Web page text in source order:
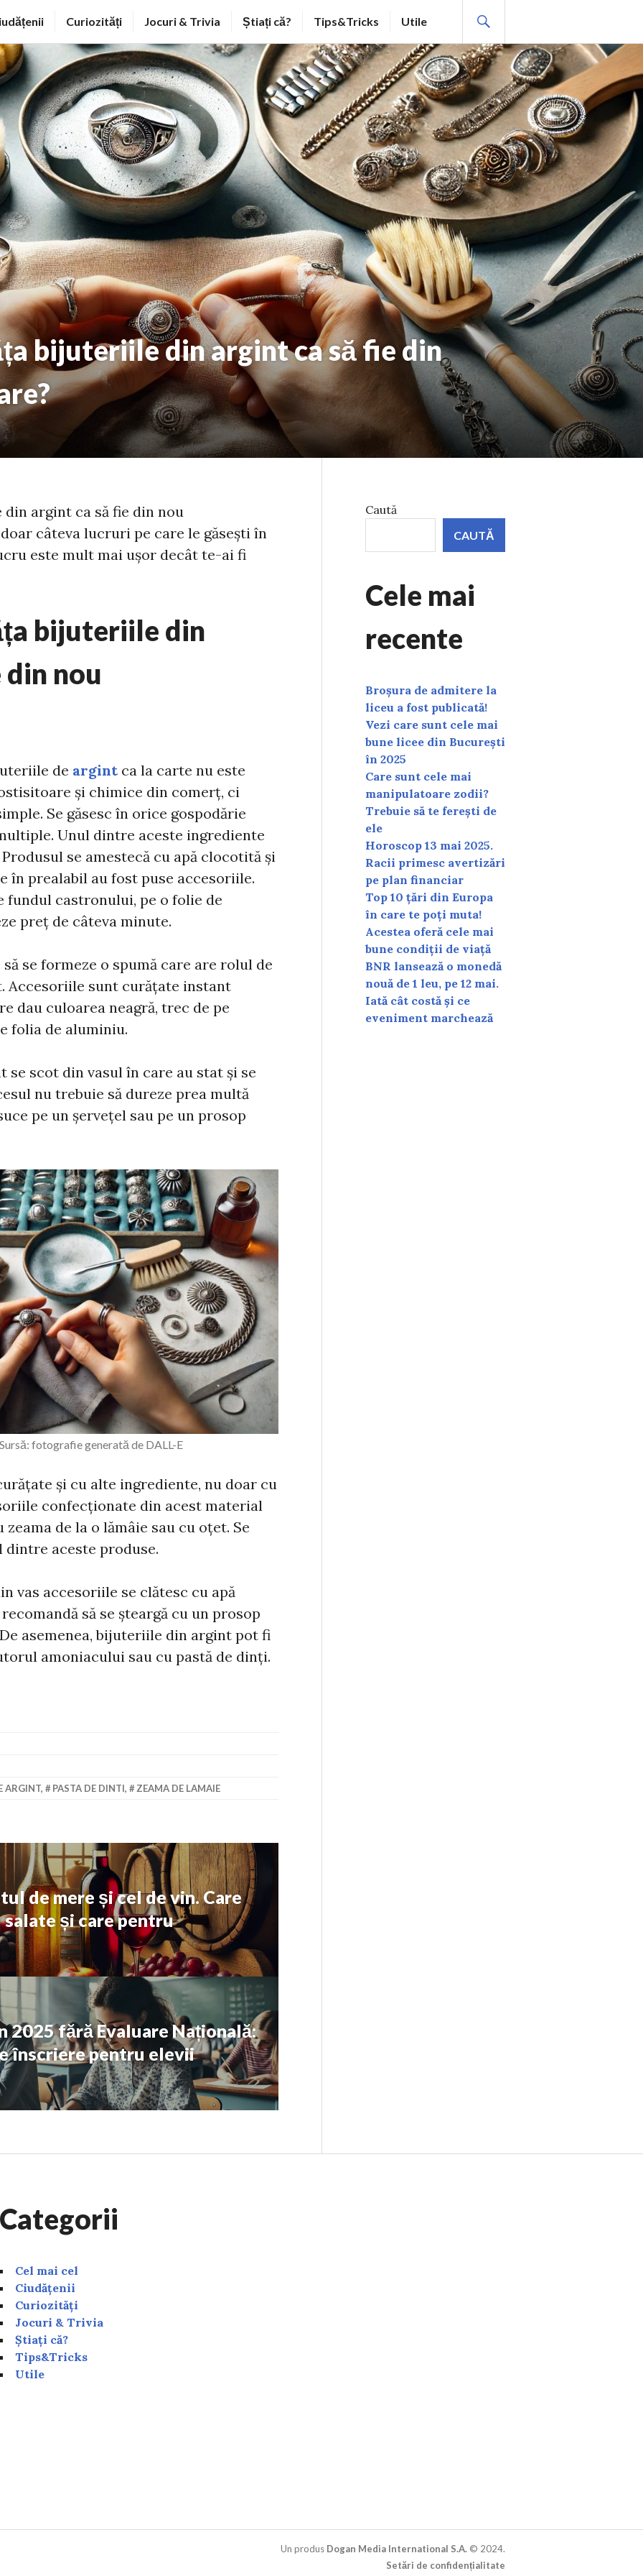
Curiozități Jocuri & Trivia Știați că? Tips&Tricks Utile
bijuteriile din argint ca să fie din
argint ca să fie din nou
câteva lucruri pe care le găsești în
este mult mai ușor decât te-ai fi
bijuteriile din
nou
de argintca la carte nu este
și chimice din comerț, ci
Se găsesc în orice gospodărie
Unul dintre aceste ingrediente
se amestecă cu apă clocotită și
în prealabil au fost puse accesoriile.
fundul castronului, pe o folie de
preț de câteva minute.
se formeze o spumă care are rolul de
Accesoriile sunt curățate instant
dau culoarea neagră, trec de pe
folia de aluminiu.
scot din vasul în care au stat și se
nu trebuie să dureze prea multă
pe un șervețel sau pe un prosop
fotografie generată de DALL-E
și cu alte ingrediente, nu doar cu
confecționate din acest material
de la o lămâie sau cu oțet. Se
dintre aceste produse.
vas accesoriile se clătesc cu apă
să se șteargă cu un prosop
asemenea, bijuteriile din argint pot fi
amoniacului sau cu pastă de dinți.
ARGINT, PASTA DE DINTI, ZEAMA DE LAMAIE
de mere și cel de vin. Care
și care pentru
2025 fără Evaluare Națională:
înscriere pentru elevii
Caută
CAUTĂ
Cele mai
recente
Broșura de admitere la
liceu a fost publicată!
Vezi care sunt cele mai
bune licee din București
în 2025
Care sunt cele mai
manipulatoare zodii?
Trebuie să te ferești de
ele
Horoscop 13 mai 2025.
Racii primesc avertizări
pe plan financiar
Top 10 țări din Europa
în care te poți muta!
Acestea oferă cele mai
bune condiții de viață
BNR lansează o monedă
nouă de 1 leu, pe 12 mai.
Iată cât costă și ce
eveniment marchează
Categorii
Cel mai cel
Ciudățenii
Curiozități
Jocuri & Trivia
Știați că?
Tips&Tricks
Utile
Un produs Dogan Media International S.A. © 2024.
Setări de confidențialitate